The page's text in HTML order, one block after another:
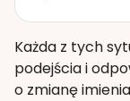
Każda z tych
podejścia i
o zmianę